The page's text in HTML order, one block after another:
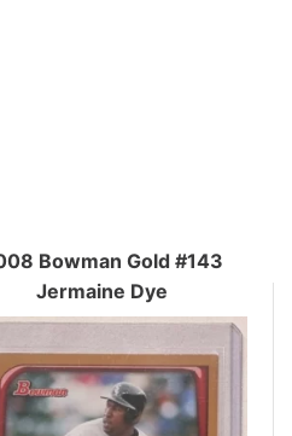
Bowman Gold #143
Jermaine Dye